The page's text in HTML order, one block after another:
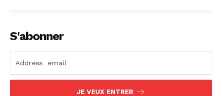
S'abonner
JE VEUX ENTRER